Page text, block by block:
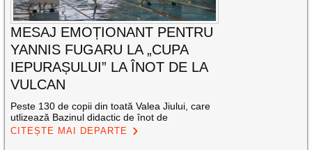
MESAJ EMOȚIONANT PENTRU
YANNIS FUGARU LA „CUPA
IEPURAȘULUI” LA ÎNOT DE LA
VULCAN
Peste 130 de copii din toată Valea Jiului, care
utlizează Bazinul didactic de înot de
CITEȘTE MAI DEPARTE